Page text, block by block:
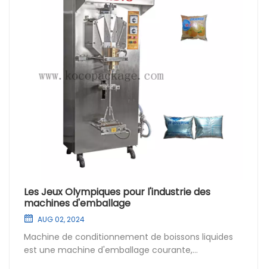
Les Jeux Olympiques pour l'industrie des
machines d'emballage
AUG 02, 2024
Machine de conditionnement de boissons liquides
est une machine d'emballage courante,